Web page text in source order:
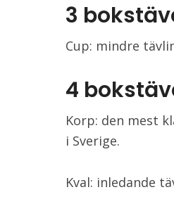
3
Cup: mindre
4
Korp: den mest
i Sverige.
Kval: inledande